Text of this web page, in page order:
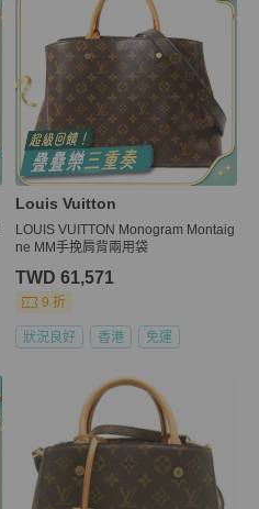
Louis Vuitton
LOUIS VUITTON Monogram Montaig
ne MM手挽肩背兩用袋
TWD 61,571
9 折
狀況良好 香港 免運